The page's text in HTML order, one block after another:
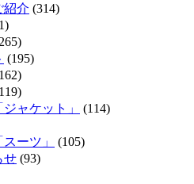
紹介 (314)
(195)
ャケット」
(114)
ーツ」
(105)
せ (93)